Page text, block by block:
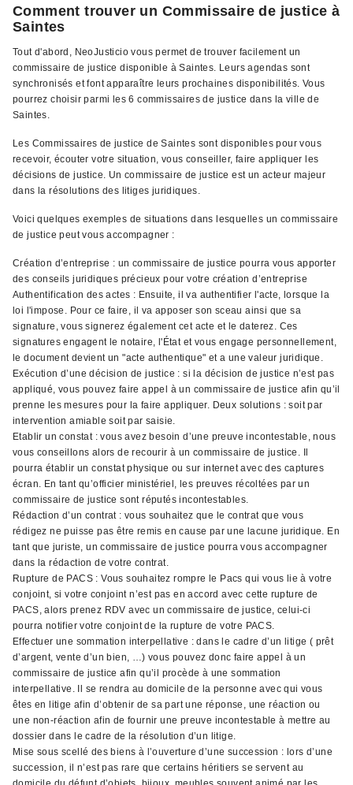
Comment trouver un Commissaire de justice à
Saintes
Tout d'abord, NeoJusticio vous permet de trouver facilement un
commissaire de justice disponible à Saintes. Leurs agendas sont
synchronisés et font apparaître leurs prochaines disponibilités. Vous
pourrez choisir parmi les 6 commissaires de justice dans la ville de
Saintes.
Les Commissaires de justice de Saintes sont disponibles pour vous
recevoir, écouter votre situation, vous conseiller, faire appliquer les
décisions de justice. Un commissaire de justice est un acteur majeur
dans la résolutions des litiges juridiques.
Voici quelques exemples de situations dans lesquelles un commissaire
de justice peut vous accompagner :
Création d’entreprise : un commissaire de justice pourra vous apporter
des conseils juridiques précieux pour votre création d’entreprise
Authentification des actes : Ensuite, il va authentifier l'acte, lorsque la
loi l'impose. Pour ce faire, il va apposer son sceau ainsi que sa
signature, vous signerez également cet acte et le daterez. Ces
signatures engagent le notaire, l'État et vous engage personnellement,
le document devient un "acte authentique" et a une valeur juridique.
Exécution d’une décision de justice : si la décision de justice n’est pas
appliqué, vous pouvez faire appel à un commissaire de justice afin qu’il
prenne les mesures pour la faire appliquer. Deux solutions : soit par
intervention amiable soit par saisie.
Etablir un constat : vous avez besoin d’une preuve incontestable, nous
vous conseillons alors de recourir à un commissaire de justice. Il
pourra établir un constat physique ou sur internet avec des captures
écran. En tant qu’officier ministériel, les preuves récoltées par un
commissaire de justice sont réputés incontestables.
Rédaction d’un contrat : vous souhaitez que le contrat que vous
rédigez ne puisse pas être remis en cause par une lacune juridique. En
tant que juriste, un commissaire de justice pourra vous accompagner
dans la rédaction de votre contrat.
Rupture de PACS : Vous souhaitez rompre le Pacs qui vous lie à votre
conjoint, si votre conjoint n’est pas en accord avec cette rupture de
PACS, alors prenez RDV avec un commissaire de justice, celui-ci
pourra notifier votre conjoint de la rupture de votre PACS.
Effectuer une sommation interpellative : dans le cadre d’un litige ( prêt
d’argent, vente d’un bien, …) vous pouvez donc faire appel à un
commissaire de justice afin qu’il procède à une sommation
interpellative. Il se rendra au domicile de la personne avec qui vous
êtes en litige afin d’obtenir de sa part une réponse, une réaction ou
une non-réaction afin de fournir une preuve incontestable à mettre au
dossier dans le cadre de la résolution d’un litige.
Mise sous scellé des biens à l’ouverture d’une succession : lors d’une
succession, il n’est pas rare que certains héritiers se servent au